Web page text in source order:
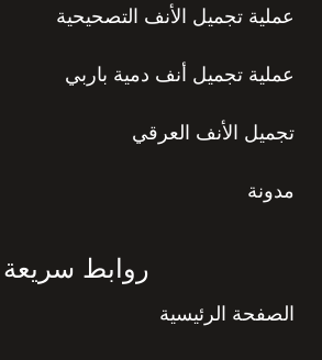
عملية تجميل الأنف التصحيحية
عملية تجميل أنف دمية باربي
تجميل الأنف العرقي
مدونة
روابط سريعة
الصفحة الرئيسية